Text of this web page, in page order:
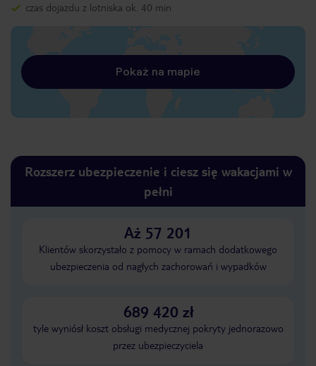
czas dojazdu z lotniska ok. 40 min
Pokaż na mapie
Rozszerz ubezpieczenie i ciesz się wakacjami w
pełni
Aż 57 201
Klientów skorzystało z pomocy w ramach dodatkowego
ubezpieczenia od nagłych zachorowań i wypadków
689 420 zł
tyle wyniósł koszt obsługi medycznej pokryty jednorazowo
przez ubezpieczyciela